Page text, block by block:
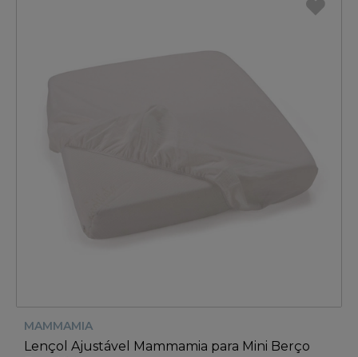
MAMMAMIA
Lençol Ajustável Mammamia para Mini Berço